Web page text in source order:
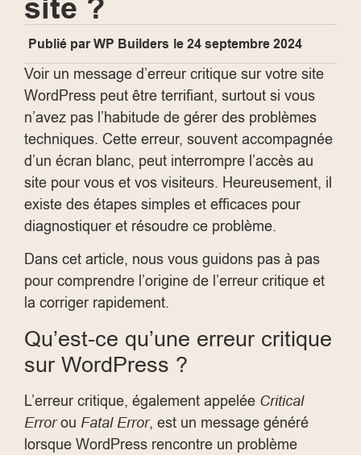
site ?
Publié parWP Builders le24 septembre 2024
Voir un message d’erreur critique sur votre site
WordPress peut être terrifiant, surtout si vous
n’avez pas l’habitude de gérer des problèmes
techniques. Cette erreur, souvent accompagnée
d’un écran blanc, peut interrompre l’accès au
site pour vous et vos visiteurs. Heureusement, il
existe des étapes simples et efficaces pour
diagnostiquer et résoudre ce problème.
Dans cet article, nous vous guidons pas à pas
pour comprendre l’origine de l’erreur critique et
la corriger rapidement.
Qu’est-ce qu’une erreur critique
sur WordPress ?
L’erreur critique, également appelée Critical
Errorou Fatal Error, est un message généré
lorsque WordPress rencontre un problème